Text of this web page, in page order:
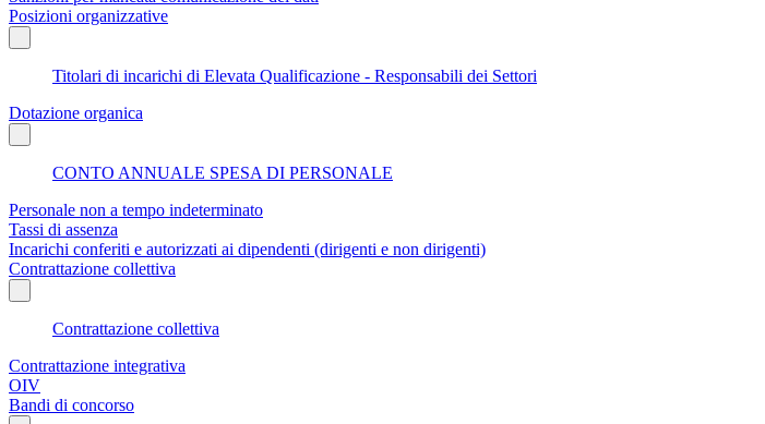
Posizioni organizzative
Titolari di incarichi di Elevata Qualificazione - Responsabili dei Settori
Dotazione organica
CONTO ANNUALE SPESA DI PERSONALE
Personale non a tempo indeterminato
Tassi di assenza
Incarichi conferiti e autorizzati ai dipendenti (dirigenti e non dirigenti)
Contrattazione collettiva
Contrattazione collettiva
Contrattazione integrativa
OIV
Bandi di concorso